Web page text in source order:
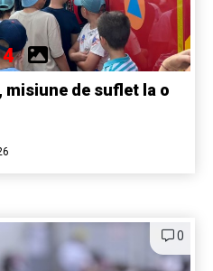
14
de suflet la o
0